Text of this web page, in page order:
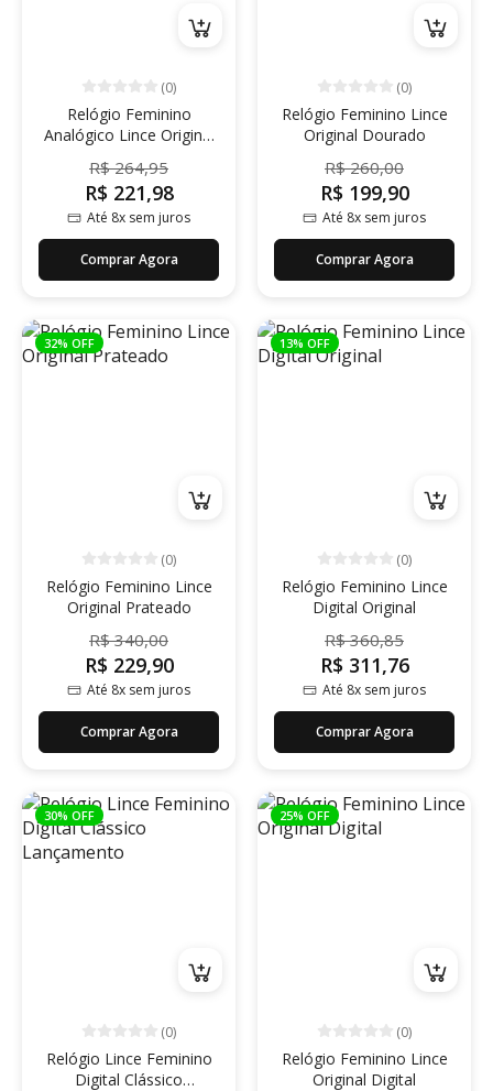
(0)
Relógio Feminino
Analógico Lince Original
R$ 264,95
R$ 221,98
Até 8x sem juros
Comprar Agora
(0)
Relógio Feminino Lince
Original Dourado
R$ 260,00
R$ 199,90
Até 8x sem juros
Comprar Agora
32% OFF
(0)
Relógio Feminino Lince
Original Prateado
R$ 340,00
R$ 229,90
Até 8x sem juros
Comprar Agora
13% OFF
(0)
Relógio Feminino Lince
Digital Original
R$ 360,85
R$ 311,76
Até 8x sem juros
Comprar Agora
30% OFF
(0)
Relógio Lince Feminino
Digital Clássico
25% OFF
(0)
Relógio Feminino Lince
Original Digital